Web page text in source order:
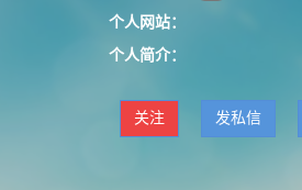
个人网站：
个人简介：
关注 发私信